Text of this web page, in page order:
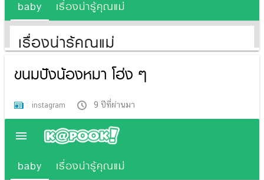
ขนมปังน้องหมา โฮ่ง ๆ
instagram 9 ปีที่ผ่านมา